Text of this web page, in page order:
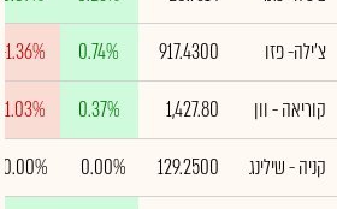
צ'ילה- פזו 917.4300
0.74%
-1.36%
קוריאה - וון 1,427.80
0.37%
-1.03%
קניה - שילינג 129.2500
0.00%
0.00%